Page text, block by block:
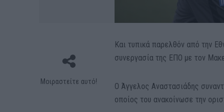
Μοιραστείτε αυτό!
Και τυπικά παρελθόν από την
συνεργασία της ΕΠΟ με τον
Ο Άγγελος Αναστασιάδης
οποίος του ανακοίνωσε την